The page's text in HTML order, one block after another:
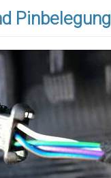
Pinbelegung